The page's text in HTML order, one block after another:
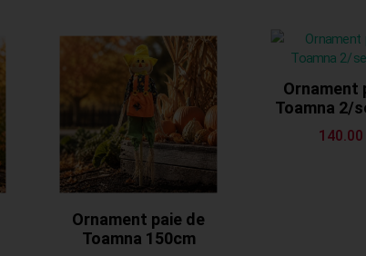
Ornament paie de
Toamna 150cm
Ornament
Toamna 2/
140.00